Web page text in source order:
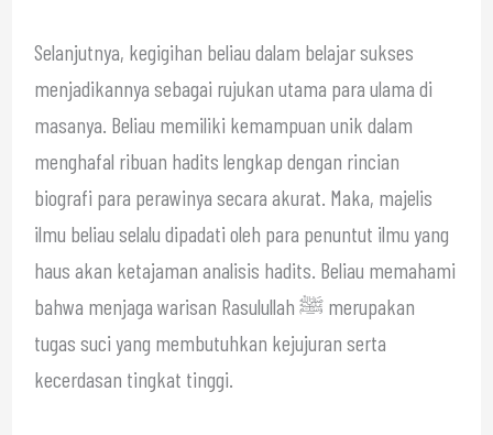
Selanjutnya, kegigihan beliau dalam belajar sukses
menjadikannya sebagai rujukan utama para ulama di
masanya. Beliau memiliki kemampuan unik dalam
menghafal ribuan hadits lengkap dengan rincian
biografi para perawinya secara akurat. Maka, majelis
ilmu beliau selalu dipadati oleh para penuntut ilmu yang
haus akan ketajaman analisis hadits. Beliau memahami
bahwa menjaga warisan Rasulullah ﷺ merupakan
tugas suci yang membutuhkan kejujuran serta
kecerdasan tingkat tinggi.